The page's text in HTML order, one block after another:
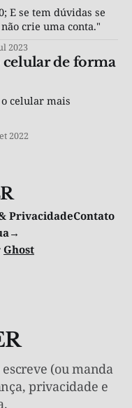
crie uma conta."
2023
de forma
celular mais
2022
PrivacidadeContato
Ghost
(ou manda
privacidade e